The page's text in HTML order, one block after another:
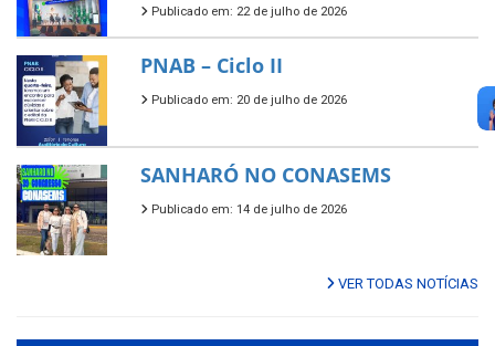
Publicado em: 22 de julho de 2026
PNAB – Ciclo II
Publicado em: 20 de julho de 2026
SANHARÓ NO CONASEMS
Publicado em: 14 de julho de 2026
VER TODAS NOTÍCIAS